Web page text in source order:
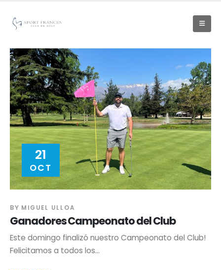
21
OCT
BY MIGUEL ULLOA
Ganadores Campeonato del Club
Este domingo finalizó nuestro Campeonato del Club!
Felicitamos a todos los...